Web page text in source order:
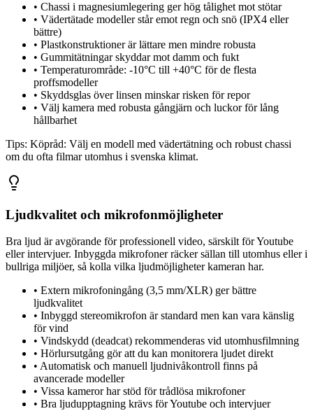
• Chassi i magnesiumlegering ger hög tålighet mot stötar
• Vädertätade modeller står emot regn och snö (IPX4 eller
bättre)
• Plastkonstruktioner är lättare men mindre robusta
• Gummitätningar skyddar mot damm och fukt
• Temperaturområde: -10°C till +40°C för de flesta
proffsmodeller
• Skyddsglas över linsen minskar risken för repor
• Välj kamera med robusta gångjärn och luckor för lång
hållbarhet
Tips: Köpråd: Välj en modell med vädertätning och robust chassi
om du ofta filmar utomhus i svenska klimat.
Ljudkvalitet och mikrofonmöjligheter
Bra ljud är avgörande för professionell video, särskilt för Youtube
eller intervjuer. Inbyggda mikrofoner räcker sällan till utomhus eller i
bullriga miljöer, så kolla vilka ljudmöjligheter kameran har.
• Extern mikrofoningång (3,5 mm/XLR) ger bättre
ljudkvalitet
• Inbyggd stereomikrofon är standard men kan vara känslig
för vind
• Vindskydd (deadcat) rekommenderas vid utomhusfilmning
• Hörlursutgång gör att du kan monitorera ljudet direkt
• Automatisk och manuell ljudnivåkontroll finns på
avancerade modeller
• Vissa kameror har stöd för trådlösa mikrofoner
• Bra ljudupptagning krävs för Youtube och intervjuer